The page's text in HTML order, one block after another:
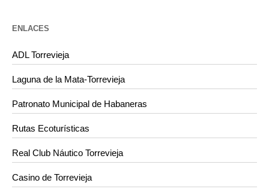
ENLACES
ADL Torrevieja
Laguna de la Mata-Torrevieja
Patronato Municipal de Habaneras
Rutas Ecoturísticas
Real Club Náutico Torrevieja
Casino de Torrevieja